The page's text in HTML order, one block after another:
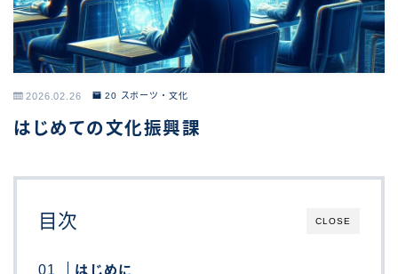
2026.02.26 20 スポーツ・文化
はじめての文化振興課
CLOSE
目次
はじめに